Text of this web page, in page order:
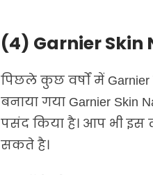
(4) Garnier Skin
पिछले कुछ वर्षों में Garnier
बनाया गया Garnier Skin
पसंद किया है। आप भी इस
सकते है।